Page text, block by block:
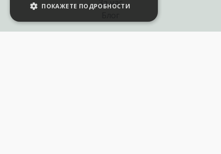
За нас
ПОКАЖЕТЕ ПОДРОБНОСТИ